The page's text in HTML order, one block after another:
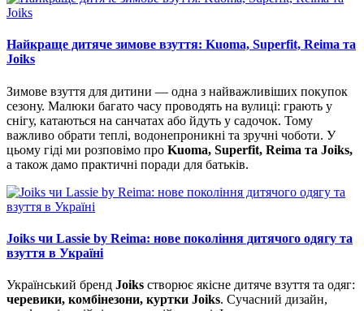
Найкраще дитяче зимове взуття: Kuoma, Superfit, Reima та
Joiks
Зимове взуття для дитини — одна з найважливіших покупок
сезону. Малюки багато часу проводять на вулиці: грають у
снігу, катаються на санчатах або йдуть у садочок. Тому
важливо обрати теплі, водонепроникні та зручні чоботи. У
цьому гіді ми розповімо про Kuoma, Superfit, Reima та Joiks,
а також дамо практичні поради для батьків.
Joiks чи Lassie by Reima: нове покоління дитячого одягу та
взуття в Україні
Український бренд Joiks створює якісне дитяче взуття та одяг:
черевики, комбінезони, куртки Joiks. Сучасний дизайн,